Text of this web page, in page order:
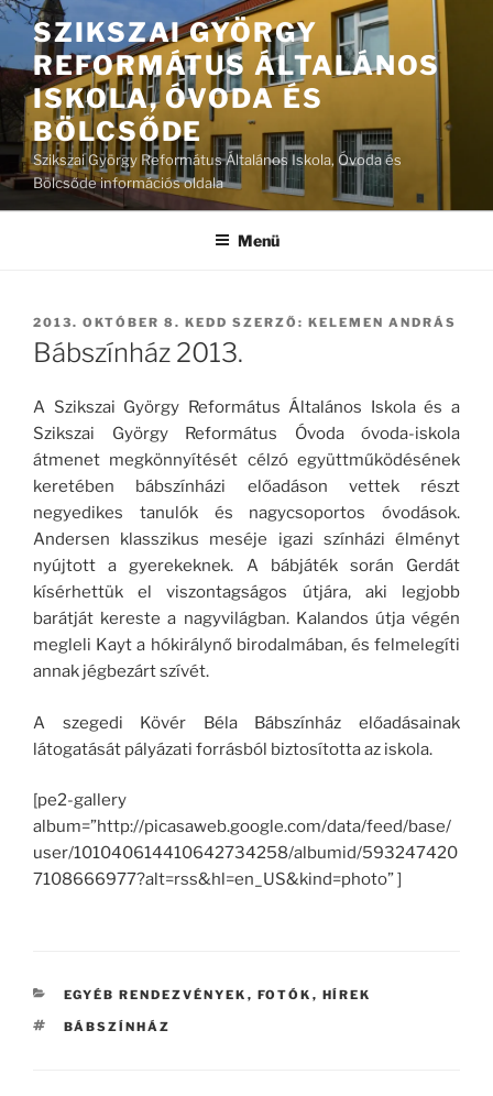
Tartalomhoz
SZIKSZAI GYÖRGY
REFORMÁTUS ÁLTALÁNOS
ISKOLA, ÓVODA ÉS
BÖLCSŐDE
Szikszai György Református Általános Iskola, Óvoda és
Bölcsőde információs oldala
Menü
BEKÜLDVE:
2013. OKTÓBER 8. KEDD SZERZŐ: KELEMEN ANDRÁS
Bábszínház 2013.
A Szikszai György Református Általános Iskola és a
Szikszai György Református Óvoda óvoda-iskola
átmenet megkönnyítését célzó együttműködésének
keretében bábszínházi előadáson vettek részt
negyedikes tanulók és nagycsoportos óvodások.
Andersen klasszikus meséje igazi színházi élményt
nyújtott a gyerekeknek. A bábjáték során Gerdát
kísérhettük el viszontagságos útjára, aki legjobb
barátját kereste a nagyvilágban. Kalandos útja végén
megleli Kayt a hókirálynő birodalmában, és felmelegíti
annak jégbezárt szívét.
A szegedi Kövér Béla Bábszínház előadásainak
látogatását pályázati forrásból biztosította az iskola.
[pe2-gallery
album=”http://picasaweb.google.com/data/feed/base/
user/101040614410642734258/albumid/593247420
7108666977?alt=rss&hl=en_US&kind=photo” ]
KATEGÓRIÁK
EGYÉB RENDEZVÉNYEK , FOTÓK , HÍREK
CÍMKÉK
BÁBSZÍNHÁZ